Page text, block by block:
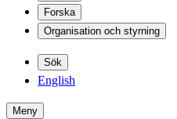
Forska
Organisation och styrning
Sök
English
Meny